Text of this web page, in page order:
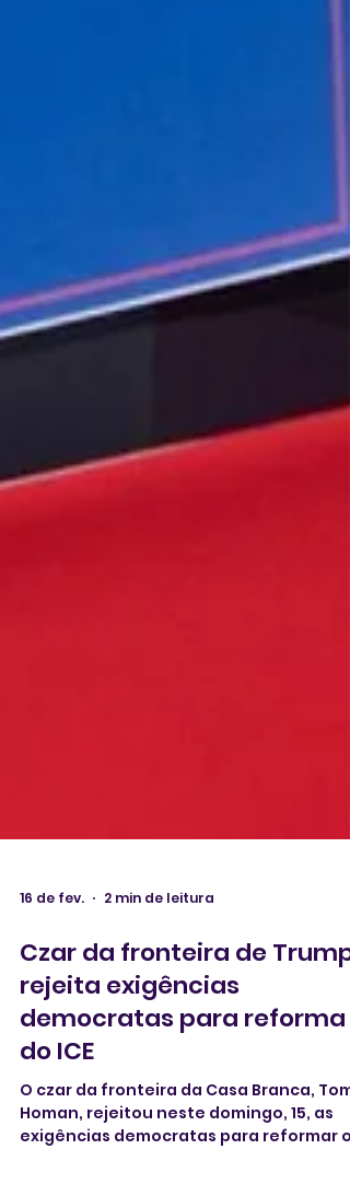
16 de fev. 2 min de leitura
Czar da fronteira de Trump